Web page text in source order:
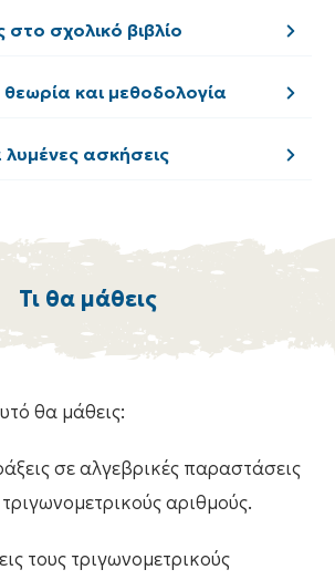
στο σχολικό βιβλίο
θεωρία και μεθοδολογία
λυμένες ασκήσεις
Τι θα μάθεις
θα μάθεις:
σε αλγεβρικές παραστάσεις
αριθμούς.
τους τριγωνομετρικούς